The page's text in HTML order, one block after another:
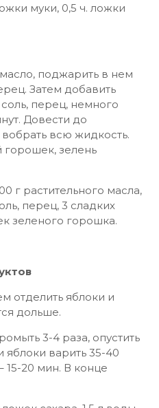
муки, 0,5 ч. ложки
поджарить в нем
Затем добавить
перец, немного
Довести до
всю жидкость.
горошек, зелень
г растительного масла,
перец, 3 сладких
зеленого горошка.
отделить яблоки и
дольше.
3-4 раза, опустить
варить 35-40
15-20 мин. В конце